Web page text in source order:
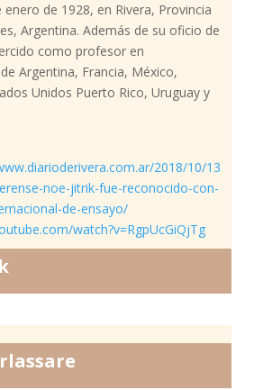
enero de 1928, en Rivera, Provincia
Argentina. Además de su oficio de
como profesor en
Argentina, Francia, México,
Unidos Puerto Rico, Uruguay y
2018/10/13
noe-jitrik-fue-reconocido-con-
de-ensayo/
watch?v=RgpUcGiQjTg